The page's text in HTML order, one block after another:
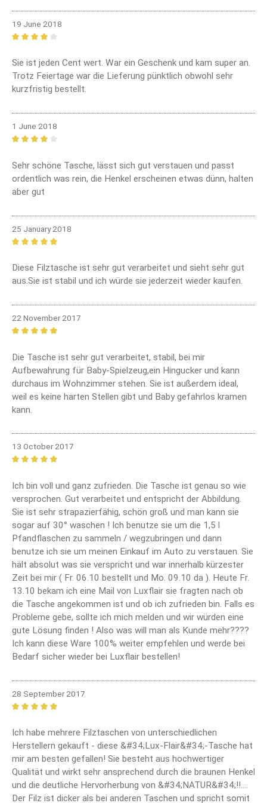
19 June 2018
Sie ist jeden Cent wert. War ein Geschenk und kam super an.
Trotz Feiertage war die Lieferung pünktlich obwohl sehr
kurzfristig bestellt.
1 June 2018
Sehr schöne Tasche, lässt sich gut verstauen und passt
ordentlich was rein, die Henkel erscheinen etwas dünn, halten
aber gut
25 January 2018
Diese Filztasche ist sehr gut verarbeitet und sieht sehr gut
aus.Sie ist stabil und ich würde sie jederzeit wieder kaufen.
22 November 2017
Die Tasche ist sehr gut verarbeitet, stabil, bei mir
Aufbewahrung für Baby-Spielzeug,ein Hingucker und kann
durchaus im Wohnzimmer stehen. Sie ist außerdem ideal,
weil es keine harten Stellen gibt und Baby gefahrlos kramen
kann.
13 October 2017
Ich bin voll und ganz zufrieden. Die Tasche ist genau so wie
versprochen. Gut verarbeitet und entspricht der Abbildung.
Sie ist sehr strapazierfähig, schön groß und man kann sie
sogar auf 30° waschen ! Ich benutze sie um die 1,5 l
Pfandflaschen zu sammeln / wegzubringen und dann
benutze ich sie um meinen Einkauf im Auto zu verstauen. Sie
hält absolut was sie verspricht und war innerhalb kürzester
Zeit bei mir ( Fr. 06.10 bestellt und Mo. 09.10 da ). Heute Fr.
13.10 bekam ich eine Mail von Luxflair sie fragten nach ob
die Tasche angekommen ist und ob ich zufrieden bin. Falls es
Probleme gebe, sollte ich mich melden und wir würden eine
gute Lösung finden ! Also was will man als Kunde mehr????
Ich kann diese Ware 100% weiter empfehlen und werde bei
Bedarf sicher wieder bei Luxflair bestellen!
28 September 2017
Ich habe mehrere Filztaschen von unterschiedlichen
Herstellern gekauft - diese &#34;Lux-Flair&#34;-Tasche hat
mir am besten gefallen! Sie besteht aus hochwertiger
Qualität und wirkt sehr ansprechend durch die braunen Henkel
und die deutliche Hervorherbung von &#34;NATUR&#34;!!....
Der Filz ist dicker als bei anderen Taschen und spricht somit